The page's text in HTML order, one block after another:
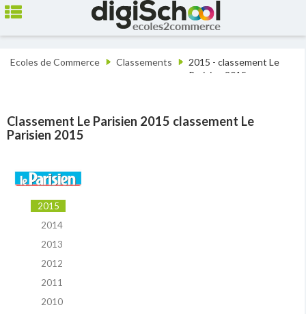
Ecoles de Commerce Classements
2015 - classement Le
Parisien 2015
Classement Le Parisien 2015 classement Le
Parisien 2015
2015
2014
2013
2012
2011
2010